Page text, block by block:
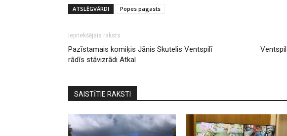
ATSLĒGVĀRDI Popes pagasts
Iepriekšējais raksts
Pazīstamais komiķis Jānis Skutelis Ventspilī
rādīs stāvizrādi Atkal
SAISTĪTIE RAKSTI